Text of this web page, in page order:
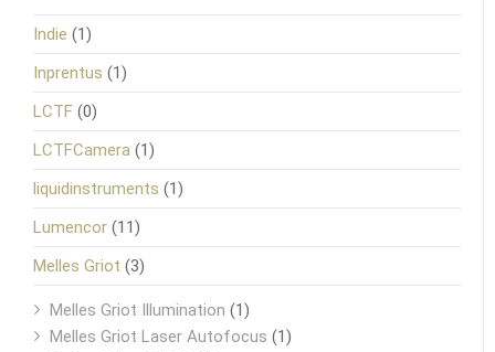
Indie (1)
Inprentus (1)
LCTF (0)
LCTFCamera (1)
liquidinstruments (1)
Lumencor (11)
Melles Griot (3)
Melles Griot Illumination (1)
Melles Griot Laser Autofocus (1)